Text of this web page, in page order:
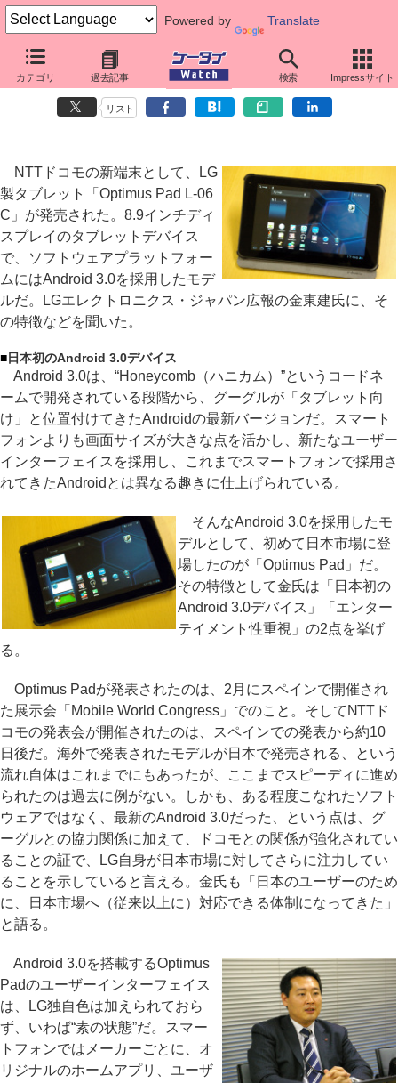
Powered by Translate
カテゴリ 過去記事 検索 Impressサイト
「Optimus Pad」インタビュー
日本初のAndroid 3.0タブレットの魅力
リスト
NTTドコモの新端末として、LG
製タブレット「Optimus Pad L-06
C」が発売された。8.9インチディ
スプレイのタブレットデバイス
で、ソフトウェアプラットフォー
ムにはAndroid 3.0を採用したモデ
ルだ。LGエレクトロニクス・ジャパン広報の金東建氏に、そ
の特徴などを聞いた。
■日本初のAndroid 3.0デバイス
Android 3.0は、“Honeycomb（ハニカム）”というコードネ
ームで開発されている段階から、グーグルが「タブレット向
け」と位置付けてきたAndroidの最新バージョンだ。スマート
フォンよりも画面サイズが大きな点を活かし、新たなユーザー
インターフェイスを採用し、これまでスマートフォンで採用さ
れてきたAndroidとは異なる趣きに仕上げられている。
そんなAndroid 3.0を採用したモ
デルとして、初めて日本市場に登
場したのが「Optimus Pad」だ。
その特徴として金氏は「日本初の
Android 3.0デバイス」「エンター
テイメント性重視」の2点を挙げ
る。
Optimus Padが発表されたのは、2月にスペインで開催され
た展示会「Mobile World Congress」でのこと。そしてNTTド
コモの発表会が開催されたのは、スペインでの発表から約10
日後だ。海外で発表されたモデルが日本で発売される、という
流れ自体はこれまでにもあったが、ここまでスピーディに進め
られたのは過去に例がない。しかも、ある程度こなれたソフト
ウェアではなく、最新のAndroid 3.0だった、という点は、グ
ーグルとの協力関係に加えて、ドコモとの関係が強化されてい
ることの証で、LG自身が日本市場に対してさらに注力してい
ることを示していると言える。金氏も「日本のユーザーのため
に、日本市場へ（従来以上に）対応できる体制になってきた」
と語る。
Android 3.0を搭載するOptimus
Padのユーザーインターフェイス
は、LG独自色は加えられておら
ず、いわば“素の状態”だ。スマー
トフォンではメーカーごとに、オ
リジナルのホームアプリ、ユーザ